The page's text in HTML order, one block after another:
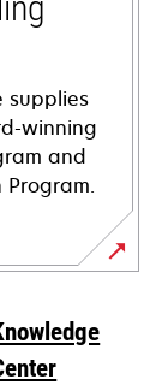
supplies
winning
and
Program.